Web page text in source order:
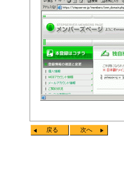
戻る 次へ